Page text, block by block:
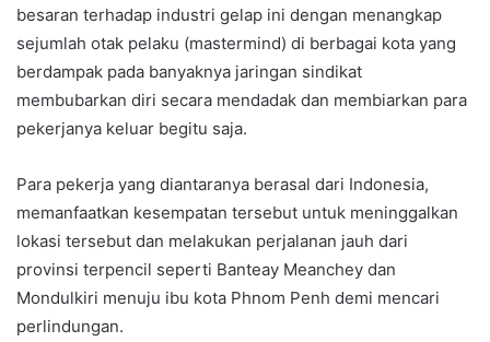
besaran terhadap industri gelap ini dengan menangkap
sejumlah otak pelaku (mastermind) di berbagai kota yang
berdampak pada banyaknya jaringan sindikat
membubarkan diri secara mendadak dan membiarkan para
pekerjanya keluar begitu saja.
Para pekerja yang diantaranya berasal dari Indonesia,
memanfaatkan kesempatan tersebut untuk meninggalkan
lokasi tersebut dan melakukan perjalanan jauh dari
provinsi terpencil seperti Banteay Meanchey dan
Mondulkiri menuju ibu kota Phnom Penh demi mencari
perlindungan.